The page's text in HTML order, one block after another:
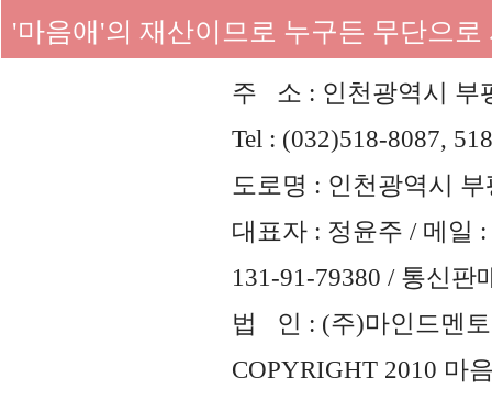
'마음애'의 재산이므로 누구든 무단으
주 소 : 인천광역시 부
Tel : (032)518-8087,
도로명 : 인천광역시
대표자 : 정윤주 / 메일 :
131-91-79380 / 통신판
법 인 : (주)마인드멘토
COPYRIGHT 2010 마